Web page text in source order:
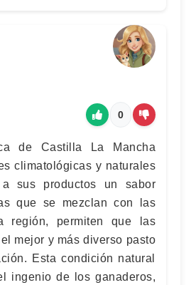
0
de Castilla La Mancha
climatológicas y naturales
sus productos un sabor
que se mezclan con las
región, permiten que las
mejor y más diverso pasto
Esta condición natural
ingenio de los ganaderos,